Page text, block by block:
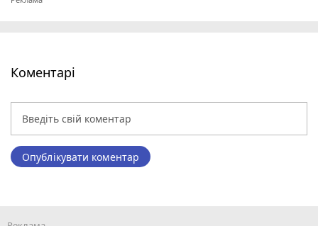
Коментарі
Опублікувати коментар